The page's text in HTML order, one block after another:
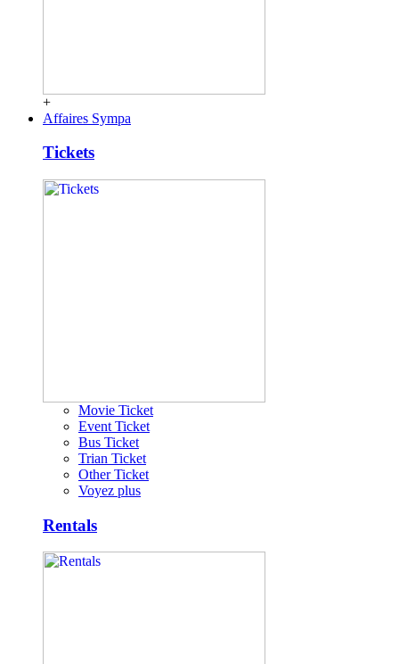
+
Affaires Sympa
Tickets
Movie Ticket
Event Ticket
Bus Ticket
Trian Ticket
Other Ticket
Voyez plus
Rentals